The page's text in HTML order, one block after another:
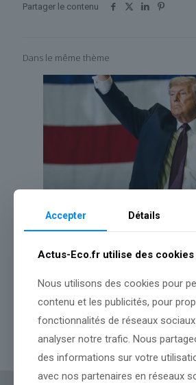
Partager le contenu
Dans le même thème
NEW from @epaleezeldin: Moving at
Tape, Make U.S. Energ
Lire l’article
Accepter Détails
Actus-Eco.fr utilise des cookies
Nous utilisons des cookies pour
contenu et les publicités, pour
fonctionnalités de réseaux
analyser notre trafic. Nous
des informations sur votre
avec nos partenaires en réseaux